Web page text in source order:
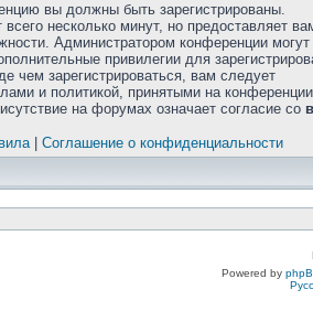
вы должны быть зарегистрированы.
всего несколько минут, но предоставляет
Администратором конференции
привилегии для
чем зарегистрироваться, вам следует
и политикой, принятыми на
на форумах означает согласие со
| Соглашение о конфиденциальности
Powered by